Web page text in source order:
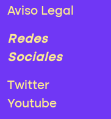
Aviso Legal
Redes
Sociales
Twitter
Youtube